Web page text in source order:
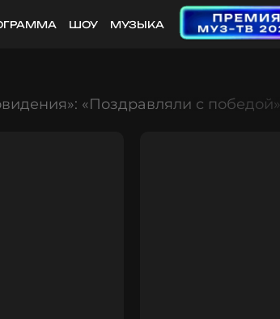
ШОУ МУЗЫКА
«Поздравляли с победой»